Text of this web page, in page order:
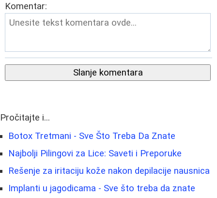
Komentar:
Slanje komentara
Pročitajte i...
Botox Tretmani - Sve Što Treba Da Znate
Najbolji Pilingovi za Lice: Saveti i Preporuke
Rešenje za iritaciju kože nakon depilacije nausnica
Implanti u jagodicama - Sve što treba da znate